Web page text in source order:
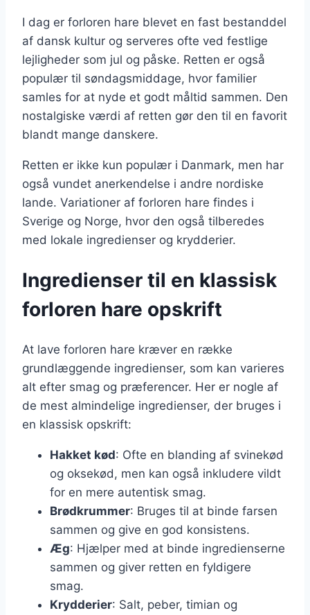
I dag er forloren hare blevet en fast bestanddel
af dansk kultur og serveres ofte ved festlige
lejligheder som jul og påske. Retten er også
populær til søndagsmiddage, hvor familier
samles for at nyde et godt måltid sammen. Den
nostalgiske værdi af retten gør den til en favorit
blandt mange danskere.
Retten er ikke kun populær i Danmark, men har
også vundet anerkendelse i andre nordiske
lande. Variationer af forloren hare findes i
Sverige og Norge, hvor den også tilberedes
med lokale ingredienser og krydderier.
Ingredienser til en klassisk
forloren hare opskrift
At lave forloren hare kræver en række
grundlæggende ingredienser, som kan varieres
alt efter smag og præferencer. Her er nogle af
de mest almindelige ingredienser, der bruges i
en klassisk opskrift:
Hakket kød: Ofte en blanding af svinekød
og oksekød, men kan også inkludere vildt
for en mere autentisk smag.
Brødkrummer: Bruges til at binde farsen
sammen og give en god konsistens.
Æg: Hjælper med at binde ingredienserne
sammen og giver retten en fyldigere
smag.
Krydderier: Salt, peber, timian og